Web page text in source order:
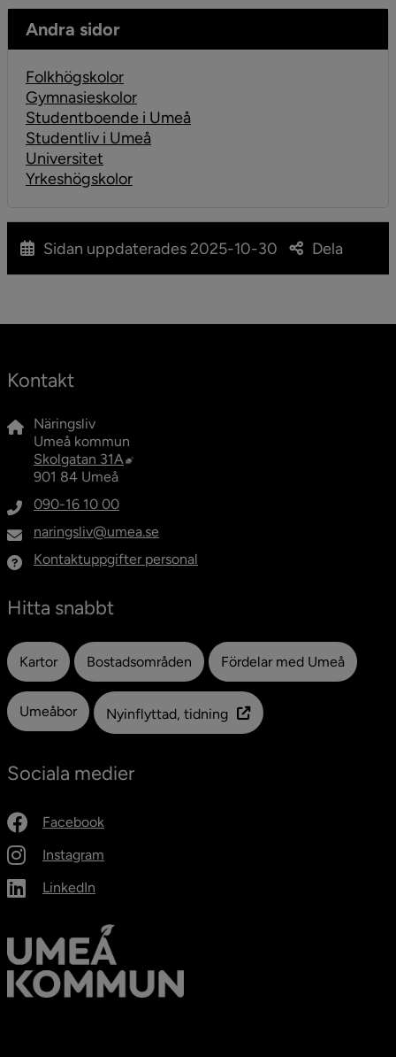
Andra sidor
Folkhögskolor
Gymnasieskolor
Studentboende i Umeå
Studentliv i Umeå
Universitet
Yrkeshögskolor
Sidan uppdaterades 2025-10-30 Dela
Kontakt
Näringsliv
Umeå kommun
Skolgatan 31A Länk till annan webbplats, öppnas i nytt
901 84 Umeå
090-16 10 00
naringsliv@umea.se
Kontaktuppgifter personal
Hitta snabbt
Kartor Bostadsområden Fördelar med Umeå
Umeåbor Nyinflyttad, tidning
Sociala medier
Facebook
Instagram
LinkedIn